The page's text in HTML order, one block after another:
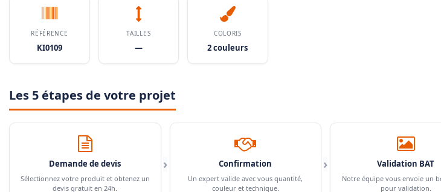
RÉFÉRENCE
KI0109
TAILLES
—
COLORIS
2 couleurs
Les 5 étapes de votre projet
Demande de devis
Sélectionnez votre produit et obtenez un
devis gratuit en 24h.
› Confirmation
Un expert valide avec vous quantité,
couleur et technique.
› Validation BAT
Notre équipe vous envoie un
pour validation.